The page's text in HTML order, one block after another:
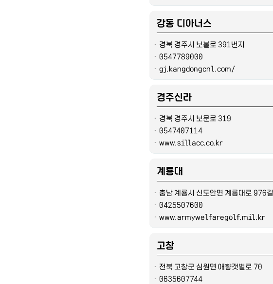
강동 디아너스
ㆍ 경북 경주시 보불로 391번지
ㆍ 0547789000
ㆍ gj.kangdongcnl.com/
경주신라
ㆍ 경북 경주시 보문로 319
ㆍ 0547407114
ㆍ www.sillacc.co.kr
계룡대
ㆍ 충남 계룡시 신도안면 계룡대로 976길
ㆍ 0425507600
ㆍ www.armywelfaregolf.mil.kr
고창
ㆍ 전북 고창군 심원면 애향갯벌로 70
ㆍ 0635607744